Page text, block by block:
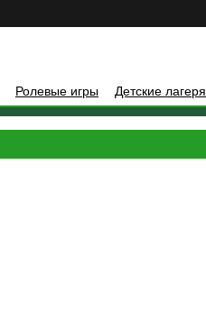
Ролевые игры Детские лагеря